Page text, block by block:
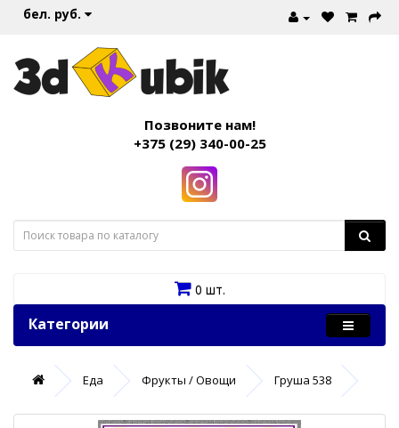
бел. руб.
Позвоните нам!
+375 (29) 340-00-25
0 шт.
Категории
Еда Фрукты / Овощи Груша 538